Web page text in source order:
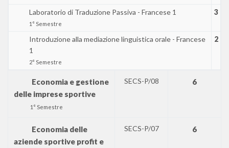
Laboratorio di Traduzione Passiva - Francese 1
1° Semestre
3
Introduzione alla mediazione linguistica orale - Francese
1
2° Semestre
2
Economia e gestione
delle imprese sportive
1° Semestre
SECS-P/08 6
Economia delle
aziende sportive profit e
SECS-P/07 6